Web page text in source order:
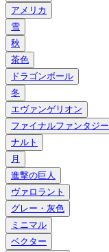
アメリカ
雪
秋
茶色
ドラゴンボール
冬
エヴァンゲリオン
ファイナルファンタジー
ナルト
月
進撃の巨人
ヴァロラント
グレー・灰色
ミニマル
ベクター